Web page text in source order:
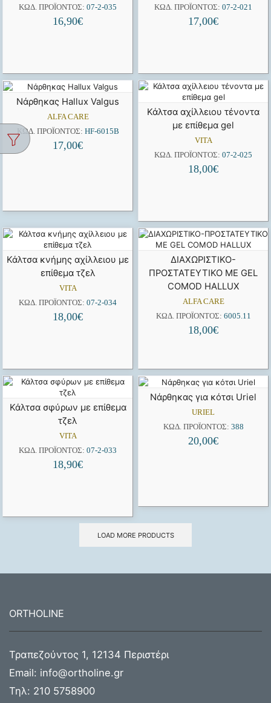
ΚΩΔ. ΠΡΟΪΌΝΤΟΣ: 07-2-035
16,90€
ΚΩΔ. ΠΡΟΪΌΝΤΟΣ: 07-2-021
17,00€
Νάρθηκας Hallux Valgus
ALFA CARE
ΚΩΔ. ΠΡΟΪΌΝΤΟΣ: HF-6015B
17,00€
Κάλτσα αχίλλειου τένοντα
με επίθεμα gel
VITA
ΚΩΔ. ΠΡΟΪΌΝΤΟΣ: 07-2-025
18,00€
Κάλτσα κνήμης αχίλλειου με
επίθεμα τζελ
VITA
ΚΩΔ. ΠΡΟΪΌΝΤΟΣ: 07-2-034
18,00€
ΔΙΑΧΩΡΙΣΤΙΚΟ-
ΠΡΟΣΤΑΤΕΥΤΙΚΟ ΜΕ GEL
COMOD HALLUX
ALFA CARE
ΚΩΔ. ΠΡΟΪΌΝΤΟΣ: 6005.11
18,00€
Κάλτσα σφύρων με επίθεμα
τζελ
VITA
ΚΩΔ. ΠΡΟΪΌΝΤΟΣ: 07-2-033
18,90€
Νάρθηκας για κότσι Uriel
URIEL
ΚΩΔ. ΠΡΟΪΌΝΤΟΣ: 388
20,00€
LOAD MORE PRODUCTS
ORTHOLINE
Τραπεζούντος 1, 12134 Περιστέρι
Email: info@ortholine.gr
Τηλ: 210 5758900